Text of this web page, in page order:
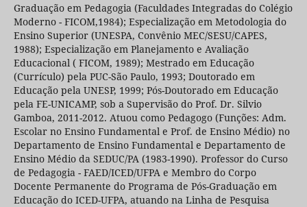
Graduação em Pedagogia (Faculdades Integradas do Colégio
Moderno - FICOM,1984); Especialização em Metodologia do
Ensino Superior (UNESPA, Convênio MEC/SESU/CAPES,
1988); Especialização em Planejamento e Avaliação
Educacional ( FICOM, 1989); Mestrado em Educação
(Currículo) pela PUC-São Paulo, 1993; Doutorado em
Educação pela UNESP, 1999; Pós-Doutorado em Educação
pela FE-UNICAMP, sob a Supervisão do Prof. Dr. Silvio
Gamboa, 2011-2012. Atuou como Pedagogo (Funções: Adm.
Escolar no Ensino Fundamental e Prof. de Ensino Médio) no
Departamento de Ensino Fundamental e Departamento de
Ensino Médio da SEDUC/PA (1983-1990). Professor do Curso
de Pedagogia - FAED/ICED/UFPA e Membro do Corpo
Docente Permanente do Programa de Pós-Graduação em
Educação do ICED-UFPA, atuando na Linha de Pesquisa